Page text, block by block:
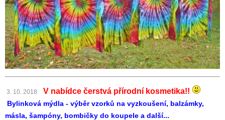
3. 10. 2018 V nabídce čerstvá přírodní kosmetika!!
Bylinková mýdla - výběr vzorků na vyzkoušení, balzámky,
másla, šampóny, bombičky do koupele a další...